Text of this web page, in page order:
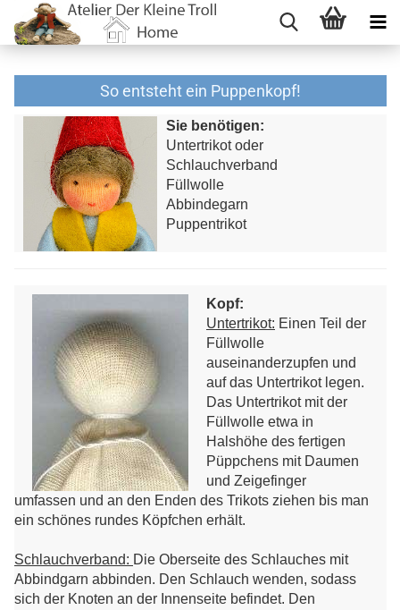
So entsteht ein Puppenkopf!
Sie benötigen:
Untertrikot oder
Schlauchverband
Füllwolle
Abbindegarn
Puppentrikot
Kopf:
Untertrikot: Einen Teil der
Füllwolle
auseinanderzupfen und
auf das Untertrikot legen.
Das Untertrikot mit der
Füllwolle etwa in
Halshöhe des fertigen
Püppchens mit Daumen
und Zeigefinger
umfassen und an den Enden des Trikots ziehen bis man
ein schönes rundes Köpfchen erhält.
Schlauchverband: Die Oberseite des Schlauches mit
Abbindgarn abbinden. Den Schlauch wenden, sodass
sich der Knoten an der Innenseite befindet. Den